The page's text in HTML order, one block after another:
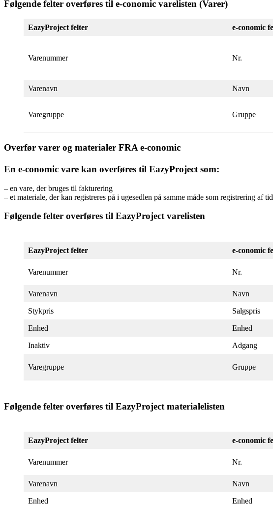
Følgende felter overføres til e-conomic varelisten (Varer)
EazyProject felter e-conomic
Varenummer Nr.
Varenavn Navn
Varegruppe Gruppe
Overfør varer og materialer FRA e-conomic
En e-conomic vare kan overføres til EazyProject som:
– en vare, der bruges til fakturering
– et materiale, der kan registreres på i ugesedlen på samme måde som registrering af
Følgende felter overføres til EazyProject varelisten
EazyProject felter e-conomic
Varenummer Nr.
Varenavn Navn
Stykpris Salgspris
Enhed Enhed
Inaktiv Adgang
Varegruppe Gruppe
Følgende felter overføres til EazyProject materialelisten
EazyProject felter e-conomic
Varenummer Nr.
Varenavn Navn
Enhed Enhed